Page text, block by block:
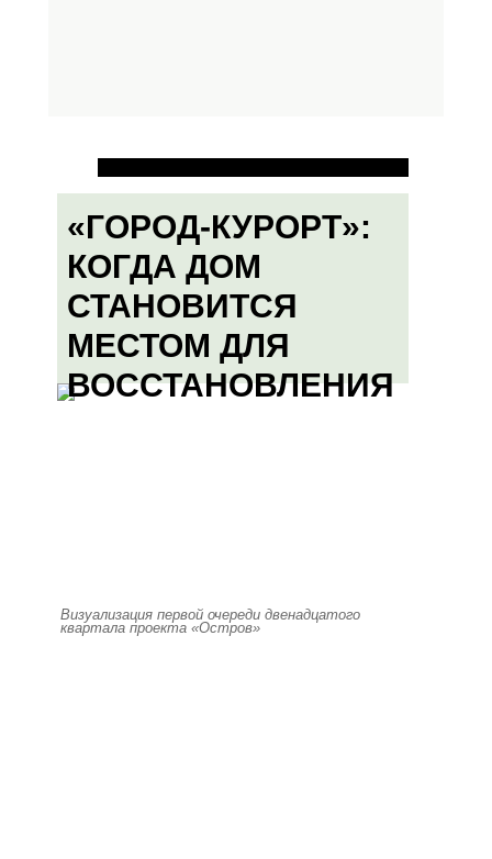
«ГОРОД-КУРОРТ»:
КОГДА ДОМ
СТАНОВИТСЯ
МЕСТОМ ДЛЯ
ВОССТАНОВЛЕНИЯ
Визуализация первой очереди двенадцатого
квартала проекта «Остров»